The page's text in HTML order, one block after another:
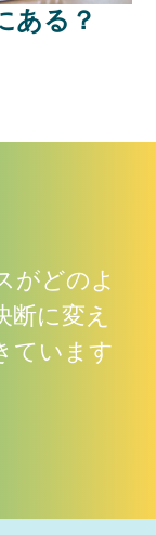
ある？
がどのよ
に変え
ています